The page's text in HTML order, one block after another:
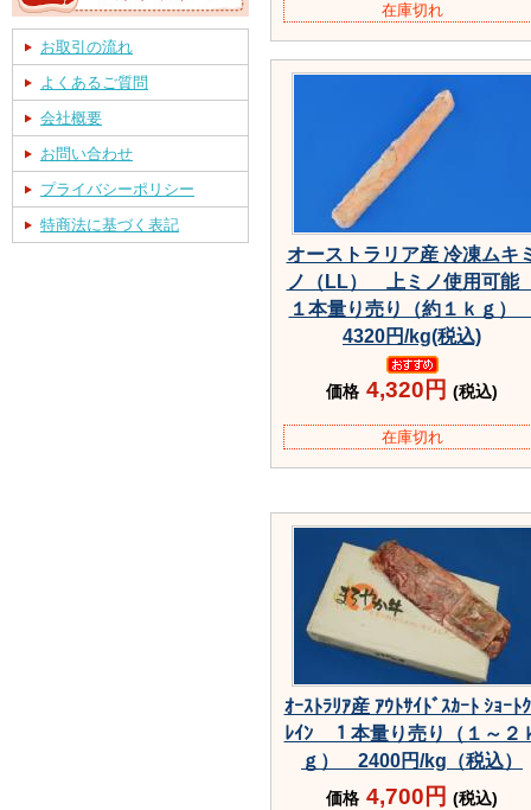
お取引の流れ
よくあるご質問
会社概要
お問い合わせ
プライバシーポリシー
特商法に基づく表記
在庫切れ
オーストラリア産 冷凍ムキ
ノ（LL） 上ミノ使用可
１本量り売り（約１ｋｇ
4320円/kg(税込)
価格 4,320円 (税込)
在庫切れ
ｵｰｽﾄﾗﾘｱ産 ｱｳﾄｻｲﾄﾞｽｶｰﾄ ｼｮｰﾄ
ﾚｲﾝ １本量り売り（１～２
ｇ） 2400円/kg（税込）
価格 4,700円 (税込)